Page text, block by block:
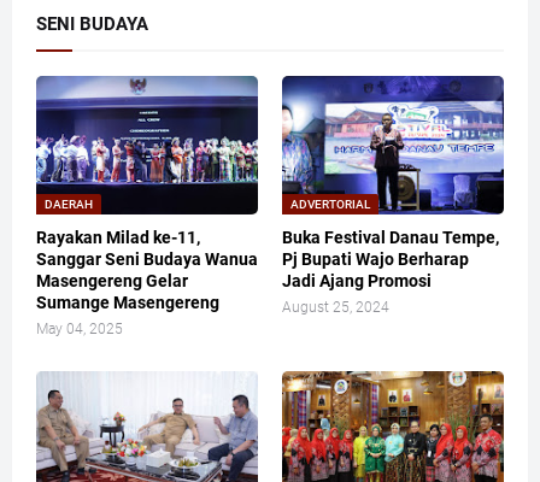
SENI BUDAYA
DAERAH
Rayakan Milad ke-11,
Sanggar Seni Budaya Wanua
Masengereng Gelar
Sumange Masengereng
May 04, 2025
ADVERTORIAL
Buka Festival Danau Tempe,
Pj Bupati Wajo Berharap
Jadi Ajang Promosi
August 25, 2024